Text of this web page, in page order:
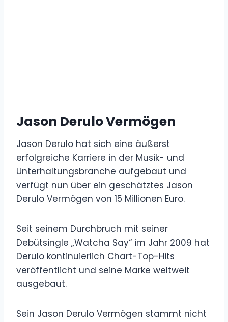
Jason Derulo Vermögen
Jason Derulo hat sich eine äußerst
erfolgreiche Karriere in der Musik- und
Unterhaltungsbranche aufgebaut und
verfügt nun über ein geschätztes Jason
Derulo Vermögen von 15 Millionen Euro.
Seit seinem Durchbruch mit seiner
Debütsingle „Watcha Say“ im Jahr 2009 hat
Derulo kontinuierlich Chart-Top-Hits
veröffentlicht und seine Marke weltweit
ausgebaut.
Sein Jason Derulo Vermögen stammt nicht